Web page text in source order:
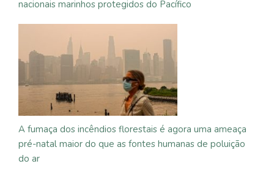
nacionais marinhos protegidos do Pacífico
A fumaça dos incêndios florestais é agora uma ameaça
pré-natal maior do que as fontes humanas de poluição
do ar